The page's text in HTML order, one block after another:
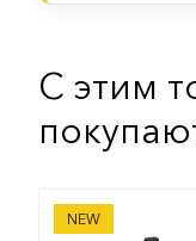
С этим
NEW
Сухой костюм